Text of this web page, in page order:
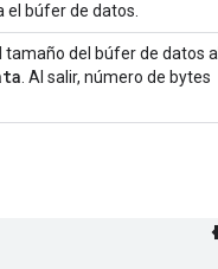
el búfer de datos.
tamaño del búfer de datos al
. Al salir, número de bytes